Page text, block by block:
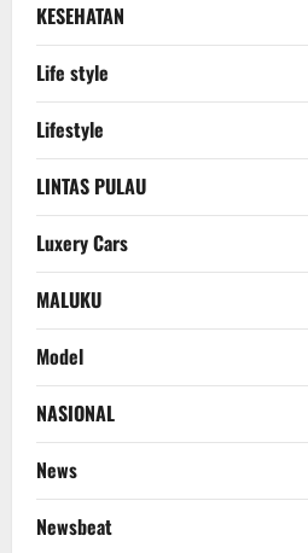
KESEHATAN
Life style
Lifestyle
LINTAS PULAU
Luxery Cars
MALUKU
Model
NASIONAL
News
Newsbeat